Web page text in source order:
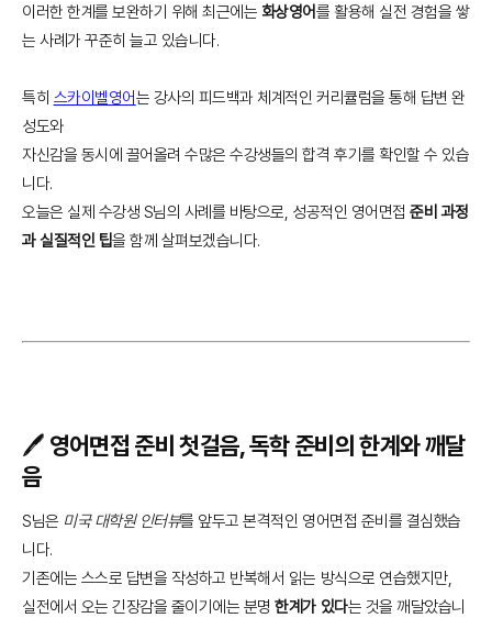
이러한 한계를 보완하기 위해 최근에는 화상영어를 활용해 실전 경험을 쌓
는 사례가 꾸준히 늘고 있습니다.
특히 스카이벨영어는 강사의 피드백과 체계적인 커리큘럼을 통해 답변 완
성도와
자신감을 동시에 끌어올려 수많은 수강생들의 합격 후기를 확인할 수 있습
니다.
오늘은 실제 수강생 S님의 사례를 바탕으로, 성공적인 영어면접준비 과정
과 실질적인 팁을 함께 살펴보겠습니다.
🖊️ 영어면접 준비 첫걸음, 독학 준비의 한계와 깨달
음
S님은 미국 대학원 인터뷰를 앞두고 본격적인 영어면접 준비를 결심했습
니다.
기존에는 스스로 답변을 작성하고 반복해서 읽는 방식으로 연습했지만,
실전에서 오는 긴장감을 줄이기에는 분명한계가 있다는 것을 깨달았습니